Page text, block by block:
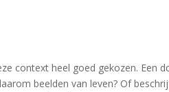
context heel goed gekozen.
beelden van leven? Of